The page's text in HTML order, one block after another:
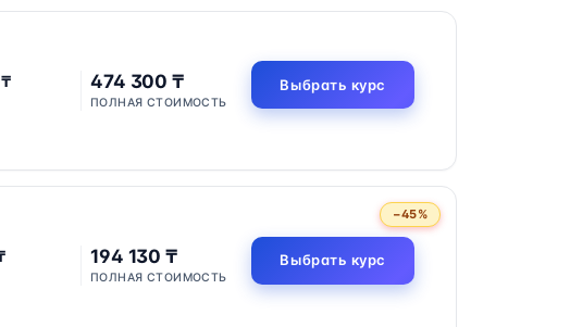
474 300 ₸
ПОЛНАЯ СТОИМОСТЬ
Выбрать курс
−45%
194 130 ₸
ПОЛНАЯ СТОИМОСТЬ
Выбрать курс